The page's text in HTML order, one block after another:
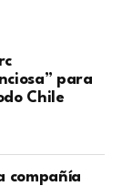
para
Chile
compañía